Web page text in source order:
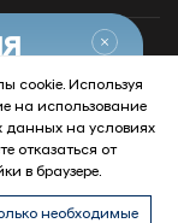
cookie. Используя
на использование
данных на условиях
отказаться от
в браузере.
необходимые